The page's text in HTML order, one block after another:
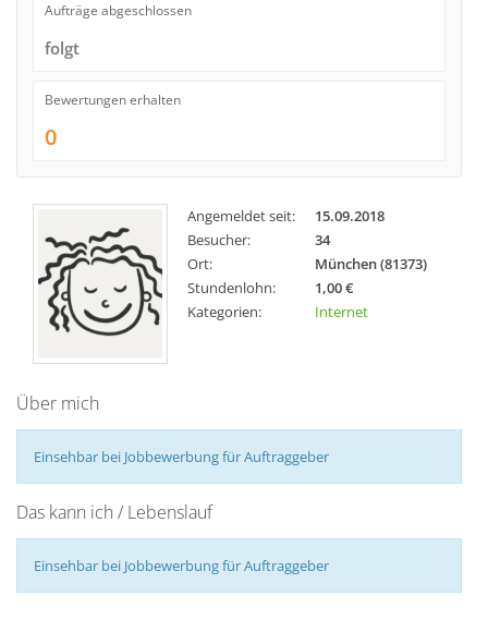
Aufträge abgeschlossen
folgt
Bewertungen erhalten
0
Angemeldet seit:
15.09.2018
Besucher:
34
Ort:
München (81373)
Stundenlohn:
1,00 €
Kategorien:
Internet
Über mich
Einsehbar bei Jobbewerbung für Auftraggeber
Das kann ich / Lebenslauf
Einsehbar bei Jobbewerbung für Auftraggeber